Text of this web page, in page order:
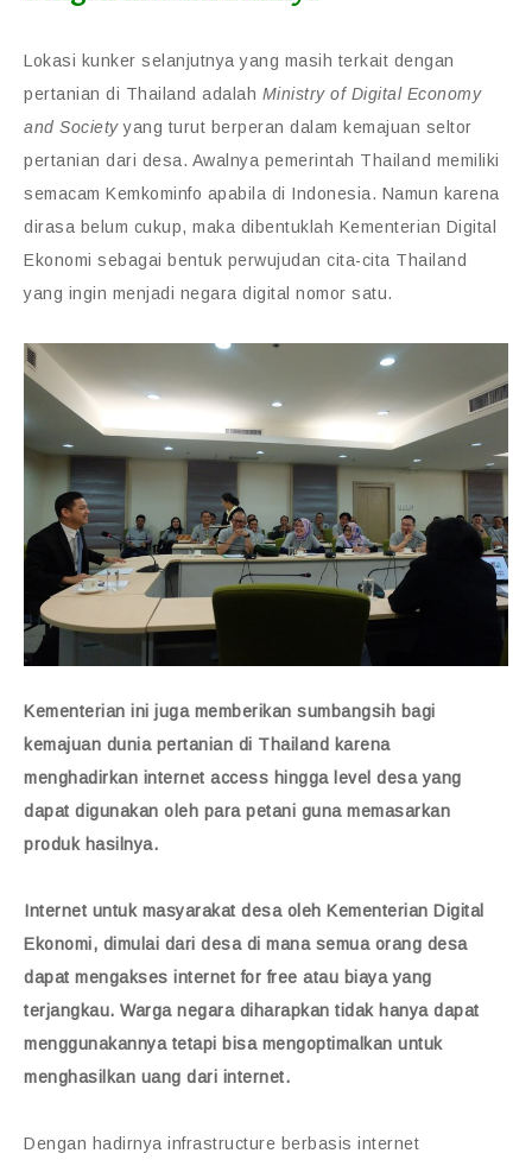
Lokasi kunker selanjutnya yang masih terkait dengan
pertanian di Thailand adalah Ministry of Digital Economy
and Societyyang turut berperan dalam kemajuan seltor
pertanian dari desa. Awalnya pemerintah Thailand memiliki
semacam Kemkominfo apabila di Indonesia. Namun karena
dirasa belum cukup, maka dibentuklah Kementerian Digital
Ekonomi sebagai bentuk perwujudan cita-cita Thailand
yang ingin menjadi negara digital nomor satu.
Kementerian ini juga memberikan sumbangsih bagi
kemajuan dunia pertanian di Thailand karena
menghadirkan internet access hingga level desa yang
dapat digunakan oleh para petani guna memasarkan
produk hasilnya.
Internet untuk masyarakat desa oleh Kementerian Digital
Ekonomi, dimulai dari desa di mana semua orang desa
dapat mengakses internet for free atau biaya yang
terjangkau. Warga negara diharapkan tidak hanya dapat
menggunakannya tetapi bisa mengoptimalkan untuk
menghasilkan uang dari internet.
Dengan hadirnya infrastructure berbasis internet